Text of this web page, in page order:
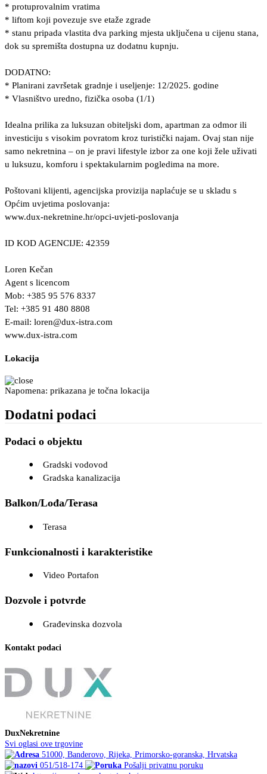
* protuprovalnim vratima
* liftom koji povezuje sve etaže zgrade
* stanu pripada vlastita dva parking mjesta uključena u cijenu stana,
dok su spremišta dostupna uz dodatnu kupnju.
DODATNO:
* Planirani završetak gradnje i useljenje: 12/2025. godine
* Vlasništvo uredno, fizička osoba (1/1)
Idealna prilika za luksuzan obiteljski dom, apartman za odmor ili
investiciju s visokim povratom kroz turistički najam. Ovaj stan nije
samo nekretnina – on je pravi lifestyle izbor za one koji žele uživati
u luksuzu, komforu i spektakularnim pogledima na more.
Poštovani klijenti, agencijska provizija naplaćuje se u skladu s
Općim uvjetima poslovanja:
www.dux-nekretnine.hr/opci-uvjeti-poslovanja
ID KOD AGENCIJE: 42359
Loren Kečan
Agent s licencom
Mob: +385 95 576 8337
Tel: +385 91 480 8808
E-mail: loren@dux-istra.com
www.dux-istra.com
Lokacija
Napomena: prikazana je točna lokacija
Dodatni podaci
Podaci o objektu
Gradski vodovod
Gradska kanalizacija
Balkon/Lođa/Terasa
Terasa
Funkcionalnosti i karakteristike
Video Portafon
Dozvole i potvrde
Građevinska dozvola
Kontakt podaci
DuxNekretnine
Svi oglasi ove trgovine
51000, Banderovo, Rijeka, Primorsko-goranska, Hrvatska
051/518-174
Pošalji privatnu poruku